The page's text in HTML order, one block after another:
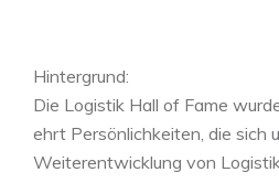
Source: Logistics Hall of Fame
Hintergrund:
Die Logistik Hall of Fame
ehrt Persönlichkeiten, die sich
Weiterentwicklung von